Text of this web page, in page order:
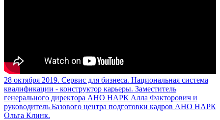
28 октября 2019. Сервис для бизнеса. Национальная система
квалификации - конструктор карьеры. Заместитель
генерального директора АНО НАРК Алла Факторович и
руководитель Базового центра подготовки кадров АНО НАРК
Ольга Клинк.